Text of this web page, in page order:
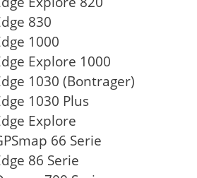
830
1000
Explore 1000
1030 (Bontrager)
1030 Plus
Explore
66 Serie
86 Serie